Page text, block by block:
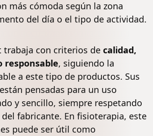
más cómoda según la zona
del día o el tipo de actividad.
trabaja con criterios de calidad,
responsable, siguiendo la
a este tipo de productos. Sus
pensadas para un uso
y sencillo, siempre respetando
fabricante. En fisioterapia, este
puede ser útil como